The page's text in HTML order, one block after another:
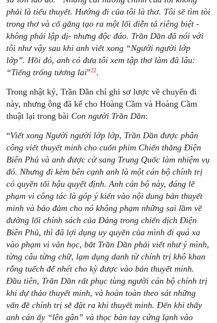
phải là tiểu thuyết. Hướng đi của tôi là thơ. Tôi sẽ tìm tòi
trong thơ và cố gắng tạo ra một lối diễn tả riêng biệt -
không phải lập dị- nhưng độc đáo. Trần Dần đã nói với
tôi như vậy sau khi anh viết xong “Người người lớp
lớp”. Hồi đó, anh có đưa tôi xem tập thơ làm đã lâu:
“Tiếng trống tương lai”22.
Trong nhật ký, Trần Dần chỉ ghi sơ lược về chuyến đi
này, nhưng ông đã kể cho Hoàng Cầm và Hoàng Cầm
thuật lại trong bài Con người Trần Dần:
“Viết xong Người người lớp lớp, Trần Dần được phân
công viết thuyết minh cho cuốn phim Chiến thắng Điện
Biên Phủ và anh được cử sang Trung Quốc làm nhiệm vụ
đó. Nhưng đi kèm bên cạnh anh là một cán bộ chính trị
có quyền tối hậu quyết định. Anh cán bộ này, đáng lẽ
phạm vi công tác là góp ý kiến vào nội dung bản thuyết
minh và bảo đảm cho nó không phạm những sai lầm về
đường lối chính sách của Đảng trong chiến dịch Điện
Biên Phủ, thì đã lợi dụng uy quyền của mình đi quá xa
vào phạm vi văn học, bắt Trần Dần phải viết như ý mình,
từng câu từng chữ, lạm dụng danh từ chính trị khô khan
rỗng tuếch để nhét cho kỳ được vào bản thuyết minh.
Đầu tiên, Trần Dần rất phục tùng người cán bộ chính trị
khi dự thảo thuyết minh, và hoàn toàn theo sát những
vấn đề chính trị sẽ đặt ra khi thuyết minh. Đến khi thấy
anh cán ấy “lên gân” và thọc bàn tay cứng lạnh vào